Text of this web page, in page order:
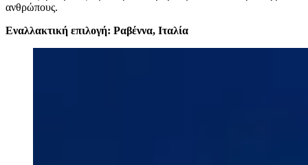
ανθρώπους.
Εναλλακτική επιλογή: Ραβέννα, Ιταλία